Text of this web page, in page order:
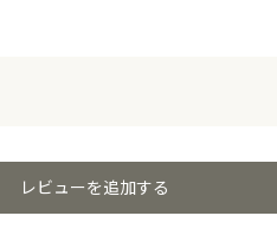
レビューを追加する